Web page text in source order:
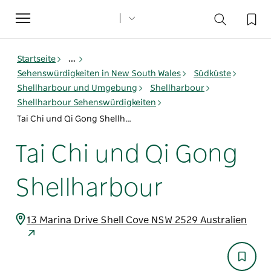
Toggle
navigation
Startseite
...
Sehenswürdigkeiten in New South Wales
Südküste
Shellharbour und Umgebung
Shellharbour
Shellharbour Sehenswürdigkeiten
Tai Chi und Qi Gong Shellharbour
Tai Chi und Qi Gong
Shellharbour
13 Marina Drive Shell Cove NSW 2529 Australien